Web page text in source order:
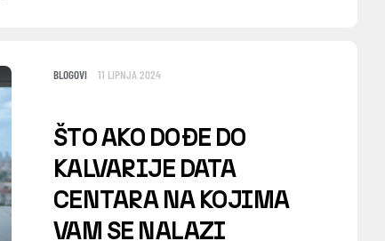
BLOGOVI 11 LIPNJA 2024
ŠTO AKO DOĐE DO
KALVARIJE DATA
CENTARA NA KOJIMA
VAM SE NALAZI